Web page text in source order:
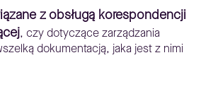
z obsługą korespondencji
, czy dotyczące zarządzania
dokumentacją, jaka jest z nimi